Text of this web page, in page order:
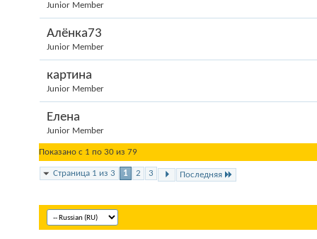
Junior Member
Алёнка73
Junior Member
картина
Junior Member
Елена
Junior Member
Показано с 1 по 30 из 79
Страница 1 из 3 1 2 3 Последняя